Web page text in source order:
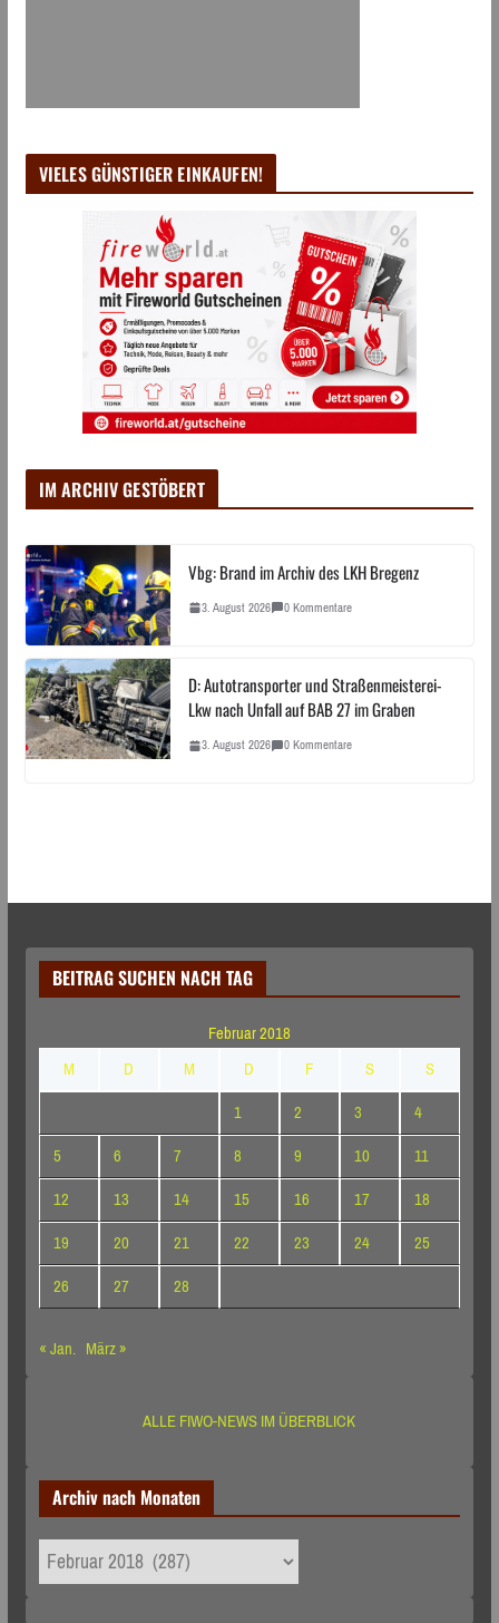
VIELES GÜNSTIGER EINKAUFEN!
IM ARCHIV GESTÖBERT
Vbg: Brand im Archiv des LKH Bregenz
3. August 2026 0 Kommentare
D: Autotransporter und Straßenmeisterei-
Lkw nach Unfall auf BAB 27 im Graben
3. August 2026 0 Kommentare
BEITRAG SUCHEN NACH TAG
Februar 2018
M
D M D F S
S
1
2 3
4
5
6 7 8 9 10
11
12
13 14 15 16 17
18
19
20 21 22 23 24
25
26
27
28
« Jan. März »
ALLE FIWO-NEWS IM ÜBERBLICK
Archiv nach Monaten
Archiv
nach